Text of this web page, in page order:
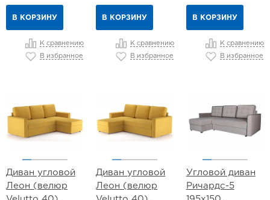
В КОРЗИНУ
К сравнению
В избранное
В КОРЗИНУ
К сравнению
В избранное
В КОРЗИНУ
К сравнению
В избранное
Диван угловой
Леон (велюр
Диван угловой
Леон (велюр
Угловой диван
Ричардс-5